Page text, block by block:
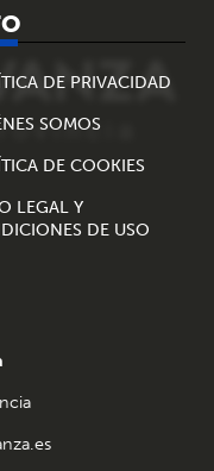
DE PRIVACIDAD
SOMOS
DE COOKIES
LEGAL Y
DE USO